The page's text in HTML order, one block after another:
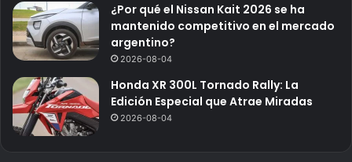
¿Por qué el Nissan Kait 2026 se ha
mantenido competitivo en el mercado
argentino?
2026-08-04
Honda XR 300L Tornado Rally: La
Edición Especial que Atrae Miradas
2026-08-04